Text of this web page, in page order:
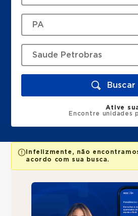
Buscar
Ative
Encontre unidades
Infelizmente, não
acordo com sua busca.